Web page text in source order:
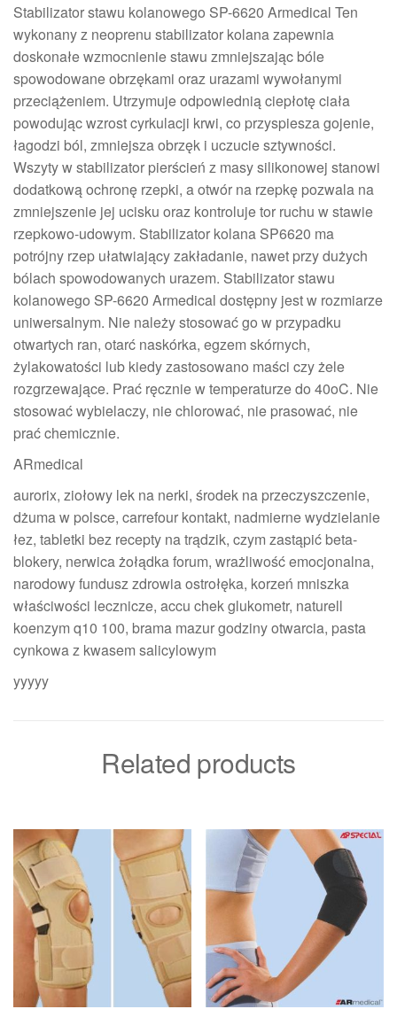
Stabilizator stawu kolanowego SP-6620 Armedical Ten
wykonany z neoprenu stabilizator kolana zapewnia
doskonałe wzmocnienie stawu zmniejszając bóle
spowodowane obrzękami oraz urazami wywołanymi
przeciążeniem. Utrzymuje odpowiednią ciepłotę ciała
powodując wzrost cyrkulacji krwi, co przyspiesza gojenie,
łagodzi ból, zmniejsza obrzęk i uczucie sztywności.
Wszyty w stabilizator pierścień z masy silikonowej stanowi
dodatkową ochronę rzepki, a otwór na rzepkę pozwala na
zmniejszenie jej ucisku oraz kontroluje tor ruchu w stawie
rzepkowo-udowym. Stabilizator kolana SP6620 ma
potrójny rzep ułatwiający zakładanie, nawet przy dużych
bólach spowodowanych urazem. Stabilizator stawu
kolanowego SP-6620 Armedical dostępny jest w rozmiarze
uniwersalnym. Nie należy stosować go w przypadku
otwartych ran, otarć naskórka, egzem skórnych,
żylakowatości lub kiedy zastosowano maści czy żele
rozgrzewające. Prać ręcznie w temperaturze do 40oC. Nie
stosować wybielaczy, nie chlorować, nie prasować, nie
prać chemicznie.
ARmedical
aurorix, ziołowy lek na nerki, środek na przeczyszczenie,
dżuma w polsce, carrefour kontakt, nadmierne wydzielanie
łez, tabletki bez recepty na trądzik, czym zastąpić beta-
blokery, nerwica żołądka forum, wrażliwość emocjonalna,
narodowy fundusz zdrowia ostrołęka, korzeń mniszka
właściwości lecznicze, accu chek glukometr, naturell
koenzym q10 100, brama mazur godziny otwarcia, pasta
cynkowa z kwasem salicylowym
yyyyy
Related products